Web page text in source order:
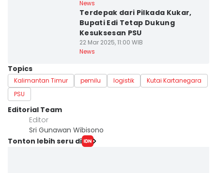
News
Terdepak dari Pilkada Kukar,
Bupati Edi Tetap Dukung
Kesuksesan PSU
22 Mar 2025, 11:00 WIB
News
Topics
Kalimantan Timur pemilu logistik
Kutai Kartanegara
PSU
Editorial Team
Editor
Sri Gunawan Wibisono
Tonton lebih seru di